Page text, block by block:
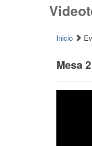
Inicio
Mesa 2